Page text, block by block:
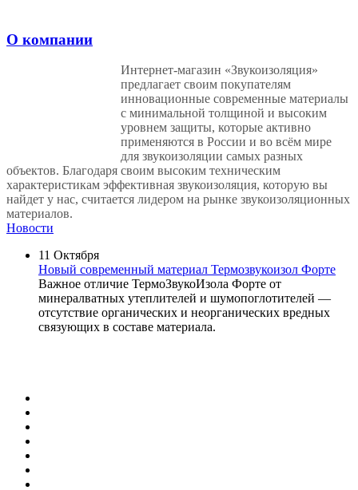
О компании
Интернет-магазин «Звукоизоляция»
предлагает своим покупателям
инновационные современные материалы
с минимальной толщиной и высоким
уровнем защиты, которые активно
применяются в России и во всём мире
для звукоизоляции самых разных
объектов. Благодаря своим высоким техническим
характеристикам эффективная звукоизоляция, которую вы
найдет у нас, считается лидером на рынке звукоизоляционных
материалов.
Новости
11 Октября
Новый современный материал Термозвукоизол Форте
Важное отличие ТермоЗвукоИзола Форте от
минералватных утеплителей и шумопоглотителей —
отсутствие органических и неорганических вредных
связующих в составе материала.